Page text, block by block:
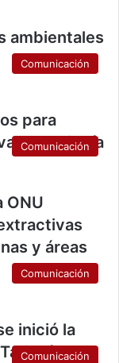
ambientales
Comunicación
para
de Tariquía
Comunicación
ONU
y áreas
Comunicación
inició la
Comunicación